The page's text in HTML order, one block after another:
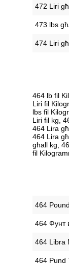
472 Liri
473 lbs
474 Liri
464 lb fil
Liri fil
lbs fil
Liri fil kg,
464 Lira
464 Lira
għall kg,
fil
‎464
‎464 Фунт
‎464 Libra
‎464 Pund